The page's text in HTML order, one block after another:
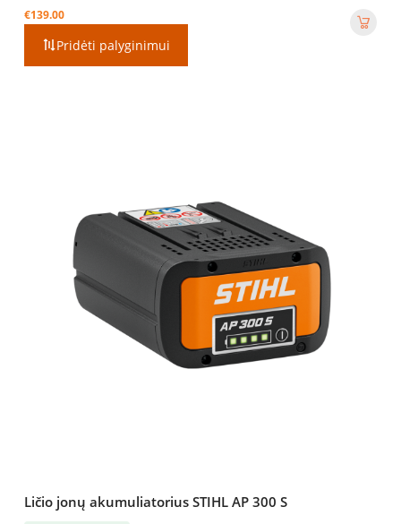
€139.00
Pridėti palyginimui
Ličio jonų akumuliatorius STIHL AP 300 S